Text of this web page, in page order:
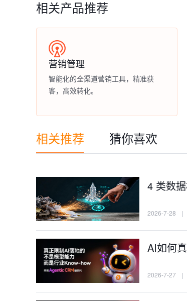
相关产品推荐
营销管理
智能化的全渠道营销工具，精准获
客，高效转化。
相关推荐 猜你喜欢
4 类数
2026-7-28 |
AI如何
2026-7-27 |